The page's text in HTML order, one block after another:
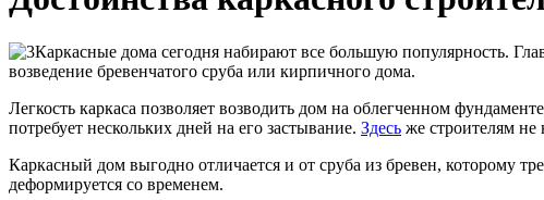
Каркасные дома сегодня набирают все большую популярность.
возведение бревенчатого сруба или кирпичного дома.
Легкость каркаса позволяет возводить дом на облегченном
потребует нескольких дней на его застывание. Здесь же строителям
Каркасный дом выгодно отличается и от сруба из бревен, которому
деформируется со временем.